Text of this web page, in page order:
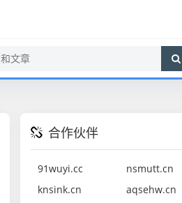
合作伙伴
91wuyi.cc
nsmutt.cn
knsink.cn
aqsehw.cn